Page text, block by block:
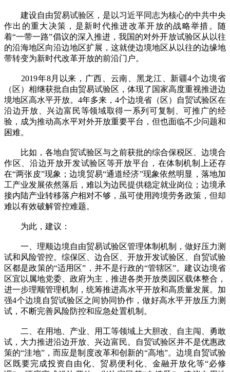
建设自由贸易试验区，是以习近平同志为核心的中共中央
作出的重大决策，是新时代推进改革开放的战略举措。随
着“一带一路”倡议的深入推进，我国的对外开放试验区从以往
的沿海地区向沿边地区扩展，这就使边境地区从以往的边缘地
带转变为新时代改革开放的前沿门户。
2019年8月以来，广西、云南、黑龙江、新疆4个边境省
（区）相继获批自由贸易试验区，体现了国家高度重视推进边
境地区高水平开放。4年多来，4个边境省（区）自贸试验区在
沿边开放、兴边富民等领域取得一系列可复制、可推广的经
验，成为推动高水平对外开放重要平台，但也面临不少问题和
困难。
比如，各地自贸试验区与之前获批的综合保税区、边境合
作区、沿边开放开发试验区等开放平台，在体制机制上还存
在“两张皮”现象；边境贸易“通道经济”现象依然明显，落地加
工产业发展依然落后，难以为边民提供稳定就业岗位；边境承
接内陆产业转移落户相对不够，虽可使用跨境劳务政策，但却
难以有效破解管控难题。
为此，建议：
一、理顺边境自由贸易试验区管理体制机制，做好压力测
试和风险管控。综保区、边合区、开放开发试验区、自贸试验
区都是政策的“适用区”，并不是行政的“管辖区”。建议边境省
区宜以属地党委、政府为主，推进各类开放类园区载体整合，
进一步理顺管理机制，统筹推进高水平开放和高质量发展。加
强4个边境自贸试验区之间协同协作，做好高水平开放压力测
试，不断完善风险防控和应急处置机制。
二、在用地、产业、用工等领域上大胆改、自主闯、勇敢
试，大力推进沿边开放、兴边富民。自贸试验区并不是优惠政
策的“洼地”，而应是制度改革和创新的“高地”。边境自贸试验
区既要完成投资自由化、贸易便利化、金融开放化等“必修